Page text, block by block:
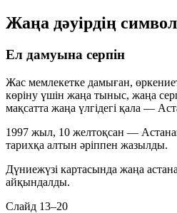
Жаңа дәуірдің
Ел дамуына серпін
Жас мемлекетке дамыған,
көріну үшін жаңа тыныс, жаңа
мақсатта жаңа үлгідегі қала —
1997 жыл, 10 желтоқсан —
тарихқа алтын әріппен жазылды.
Дүниежүзі картасында жаңа
айқындалды.
Слайд 13–20